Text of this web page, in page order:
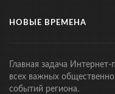
НОВЫЕ ВРЕМЕНА
Главная задача
всех важных
событий региона.